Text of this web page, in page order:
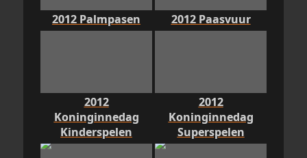
2012 Palmpasen 2012 Paasvuur
2012
Koninginnedag
Kinderspelen
2012
Koninginnedag
Superspelen